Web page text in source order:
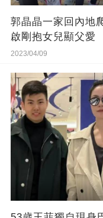
郭晶晶一家回內地
啟剛抱女兒顯父愛
2023/04/09